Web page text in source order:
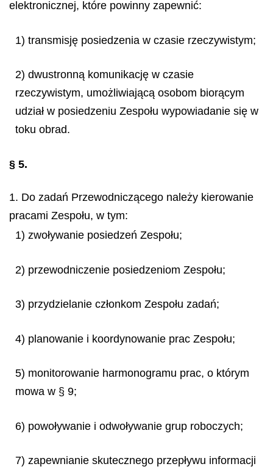
elektronicznej, które powinny zapewnić:
1) transmisję posiedzenia w czasie rzeczywistym;
2) dwustronną komunikację w czasie
rzeczywistym, umożliwiającą osobom biorącym
udział w posiedzeniu Zespołu wypowiadanie się w
toku obrad.
§ 5.
1. Do zadań Przewodniczącego należy kierowanie
pracami Zespołu, w tym:
1) zwoływanie posiedzeń Zespołu;
2) przewodniczenie posiedzeniom Zespołu;
3) przydzielanie członkom Zespołu zadań;
4) planowanie i koordynowanie prac Zespołu;
5) monitorowanie harmonogramu prac, o którym
mowa w § 9;
6) powoływanie i odwoływanie grup roboczych;
7) zapewnianie skutecznego przepływu informacji